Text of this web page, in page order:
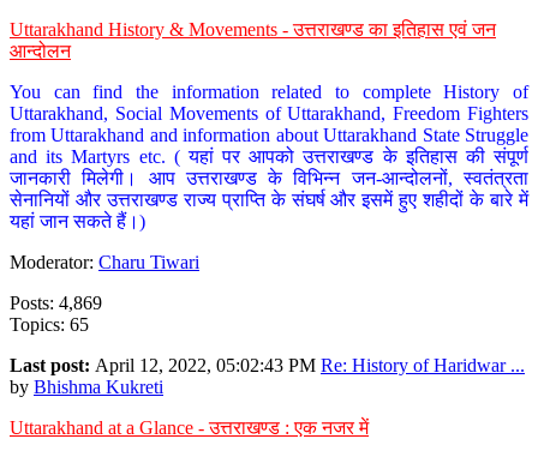
Uttarakhand History & Movements - उत्तराखण्ड का इतिहास एवं जन
आन्दोलन
You can find the information related to complete History of
Uttarakhand, Social Movements of Uttarakhand, Freedom Fighters
from Uttarakhand and information about Uttarakhand State Struggle
and its Martyrs etc. ( यहां पर आपको उत्तराखण्ड के इतिहास की संपूर्ण
जानकारी मिलेगी। आप उत्तराखण्ड के विभिन्न जन-आन्दोलनों, स्वतंत्रता
सेनानियों और उत्तराखण्ड राज्य प्राप्ति के संघर्ष और इसमें हुए शहीदों के बारे में
यहां जान सकते हैं।)
Moderator: Charu Tiwari
Posts: 4,869
Topics: 65
Last post: April 12, 2022, 05:02:43 PM Re: History of Haridwar ...
by Bhishma Kukreti
Uttarakhand at a Glance - उत्तराखण्ड : एक नजर में